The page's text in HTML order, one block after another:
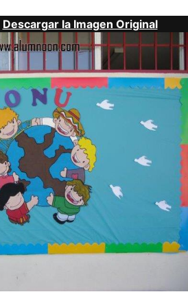
Descargar la Imagen Original